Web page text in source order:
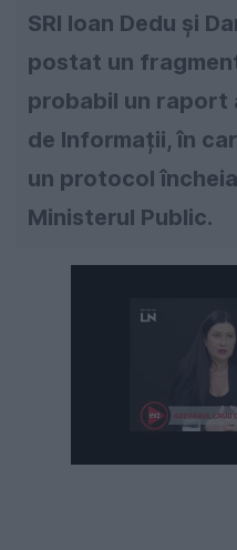
SRI Ioan Dedu și
postat un
probabil un raport
de Informații, în
un protocol
Ministerul Public.